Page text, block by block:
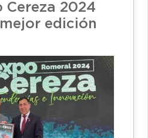
Cereza 2024
edición